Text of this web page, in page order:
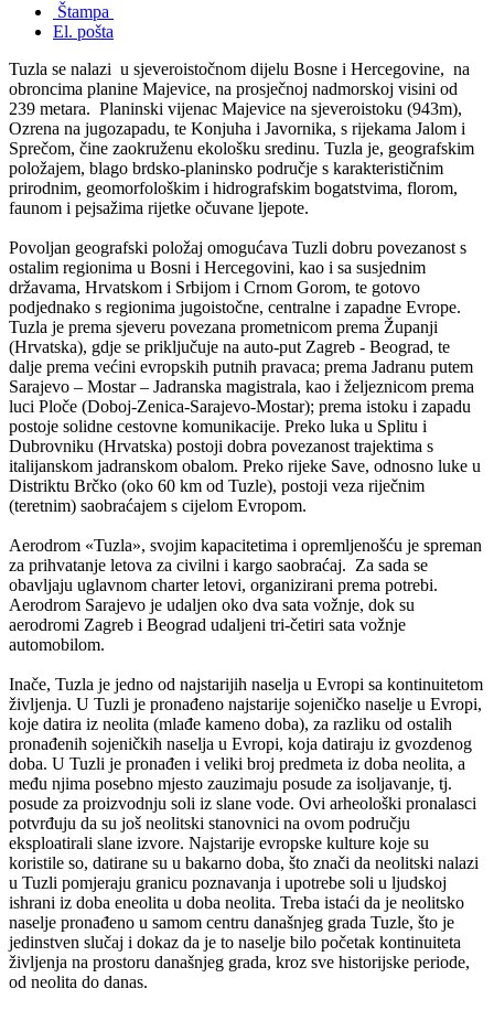
Štampa
El. pošta
Tuzla se nalazi u sjeveroistočnom dijelu Bosne i Hercegovine, na
obroncima planine Majevice, na prosječnoj nadmorskoj visini od
239 metara. Planinski vijenac Majevice na sjeveroistoku (943m),
Ozrena na jugozapadu, te Konjuha i Javornika, s rijekama Jalom i
Sprečom, čine zaokruženu ekološku sredinu. Tuzla je, geografskim
položajem, blago brdsko-planinsko područje s karakterističnim
prirodnim, geomorfološkim i hidrografskim bogatstvima, florom,
faunom i pejsažima rijetke očuvane ljepote.
Povoljan geografski položaj omogućava Tuzli dobru povezanost s
ostalim regionima u Bosni i Hercegovini, kao i sa susjednim
državama, Hrvatskom i Srbijom i Crnom Gorom, te gotovo
podjednako s regionima jugoistočne, centralne i zapadne Evrope.
Tuzla je prema sjeveru povezana prometnicom prema Županji
(Hrvatska), gdje se priključuje na auto-put Zagreb - Beograd, te
dalje prema većini evropskih putnih pravaca; prema Jadranu putem
Sarajevo – Mostar – Jadranska magistrala, kao i željeznicom prema
luci Ploče (Doboj-Zenica-Sarajevo-Mostar); prema istoku i zapadu
postoje solidne cestovne komunikacije. Preko luka u Splitu i
Dubrovniku (Hrvatska) postoji dobra povezanost trajektima s
italijanskom jadranskom obalom. Preko rijeke Save, odnosno luke u
Distriktu Brčko (oko 60 km od Tuzle), postoji veza riječnim
(teretnim) saobraćajem s cijelom Evropom.
Aerodrom «Tuzla», svojim kapacitetima i opremljenošću je spreman
za prihvatanje letova za civilni i kargo saobraćaj. Za sada se
obavljaju uglavnom charter letovi, organizirani prema potrebi.
Aerodrom Sarajevo je udaljen oko dva sata vožnje, dok su
aerodromi Zagreb i Beograd udaljeni tri-četiri sata vožnje
automobilom.
Inače, Tuzla je jedno od najstarijih naselja u Evropi sa kontinuitetom
življenja. U Tuzli je pronađeno najstarije sojeničko naselje u Evropi,
koje datira iz neolita (mlađe kameno doba), za razliku od ostalih
pronađenih sojeničkih naselja u Evropi, koja datiraju iz gvozdenog
doba. U Tuzli je pronađen i veliki broj predmeta iz doba neolita, a
među njima posebno mjesto zauzimaju posude za isoljavanje, tj.
posude za proizvodnju soli iz slane vode. Ovi arheološki pronalasci
potvrđuju da su još neolitski stanovnici na ovom području
eksploatirali slane izvore. Najstarije evropske kulture koje su
koristile so, datirane su u bakarno doba, što znači da neolitski nalazi
u Tuzli pomjeraju granicu poznavanja i upotrebe soli u ljudskoj
ishrani iz doba eneolita u doba neolita. Treba istaći da je neolitsko
naselje pronađeno u samom centru današnjeg grada Tuzle, što je
jedinstven slučaj i dokaz da je to naselje bilo početak kontinuiteta
življenja na prostoru današnjeg grada, kroz sve historijske periode,
od neolita do danas.